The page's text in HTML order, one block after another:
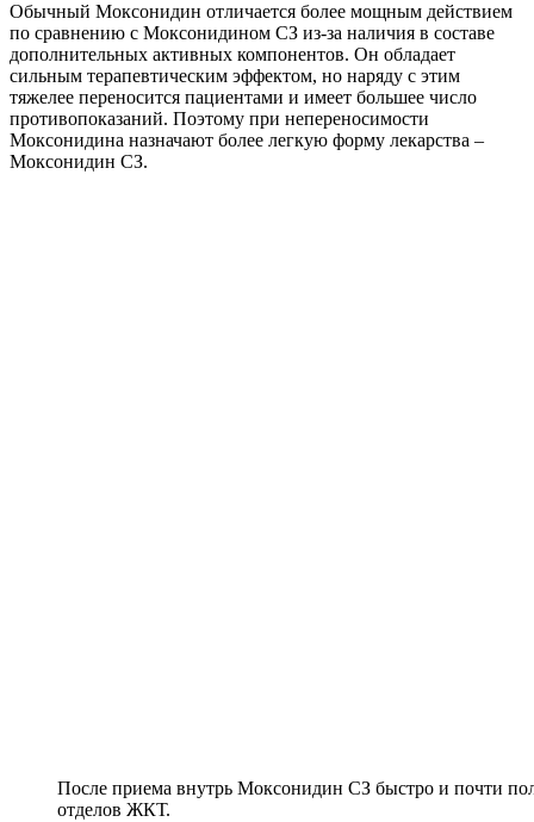
Обычный Моксонидин отличается более мощным действием
по сравнению с Моксонидином СЗ из-за наличия в составе
дополнительных активных компонентов. Он обладает
сильным терапевтическим эффектом, но наряду с этим
тяжелее переносится пациентами и имеет большее число
противопоказаний. Поэтому при непереносимости
Моксонидина назначают более легкую форму лекарства –
Моксонидин СЗ.
После приема внутрь Моксонидин СЗ быстро и почти
отделов ЖКТ.